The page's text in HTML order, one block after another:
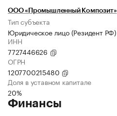
ООО «Промышленный Композит»
Тип субъекта
Юридическое лицо (Резидент РФ)
ИНН
7727446626
ОГРН
1207700215480
Доля в уставном капитале
20%
Финансы